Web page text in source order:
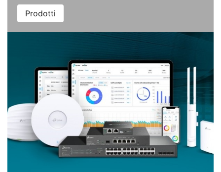
Prodotti